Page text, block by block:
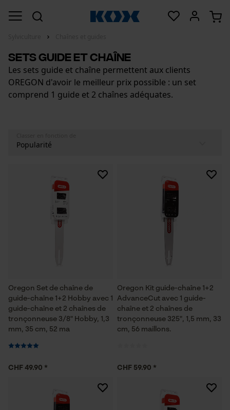
Sets guide et chaîne
Les sets guide et chaîne permettent aux clients
OREGON d'avoir le meilleur prix possible : un set
comprend 1 guide et 2 chaînes adéquates.
Oregon Set de chaîne de
guide-chaîne 1+2 Hobby avec 1
guide-chaîne et 2 chaînes de
tronçonneuse 3/8" Hobby, 1,3
mm, 35 cm, 52 ma
CHF 49.90 *
Oregon Kit guide-chaîne 1+2
AdvanceCut avec 1 guide-
chaîne et 2 chaînes de
tronçonneuse 325", 1,5 mm, 33
cm, 56 maillons.
CHF 59.90 *